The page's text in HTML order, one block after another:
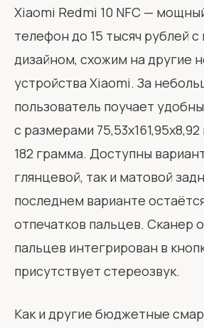
Xiaomi Redmi 10 NFC —
телефон до 15 тысяч рублей
дизайном, схожим на другие
устройства Xiaomi. За
пользователь поучает
с размерами
182 грамма. Доступны
глянцевой, так и матовой
последнем варианте
отпечатков пальцев. Сканер
пальцев интегрирован в
присутствует стереозвук.
Как и другие бюджетные